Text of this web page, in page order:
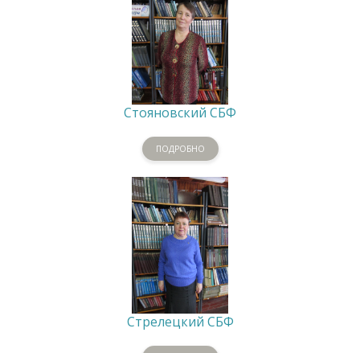
Стояновский СБФ
ПОДРОБНО
Стрелецкий СБФ